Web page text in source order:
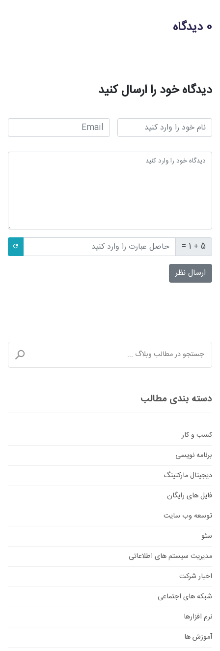
0 دیدگاه
دیدگاه خود را ارسال کنید
5 + 1 =
ارسال نظر
دسته بندی مطالب
کسب و کار
برنامه نویسی
دیجیتال مارکتینگ
فایل های رایگان
توسعه وب سایت
سئو
مدیریت سیستم های اطلاعاتی
اخبار شرکت
شبکه های اجتماعی
نرم افزارها
آموزش ها